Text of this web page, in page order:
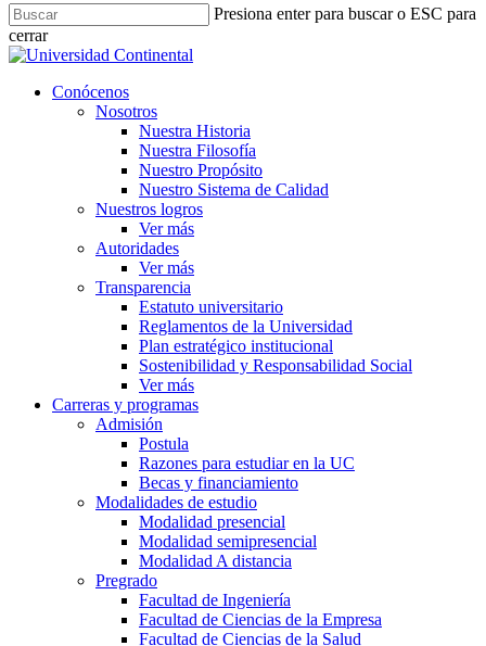
Presiona enter para buscar o ESC para
cerrar
Close
search
Menu
Conócenos
Nosotros
Nuestra Historia
Nuestra Filosofía
Nuestro Propósito
Nuestro Sistema de Calidad
Nuestros logros
Ver más
Autoridades
Ver más
Transparencia
Estatuto universitario
Reglamentos de la Universidad
Plan estratégico institucional
Sostenibilidad y Responsabilidad Social
Ver más
Carreras y programas
Admisión
Postula
Razones para estudiar en la UC
Becas y financiamiento
Modalidades de estudio
Modalidad presencial
Modalidad semipresencial
Modalidad A distancia
Pregrado
Facultad de Ingeniería
Facultad de Ciencias de la Empresa
Facultad de Ciencias de la Salud